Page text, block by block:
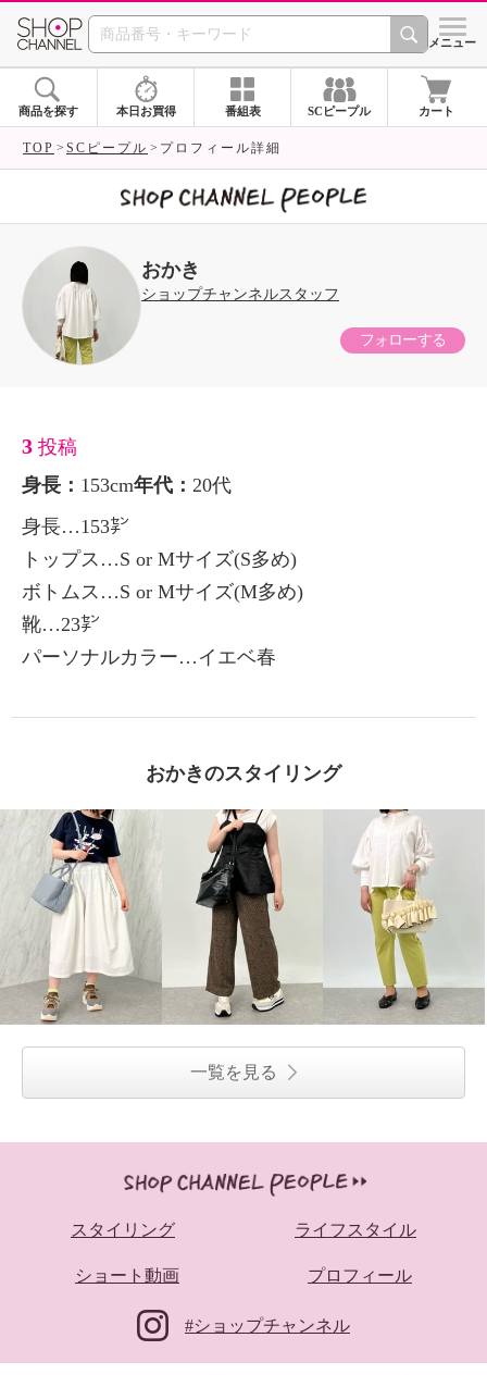
SHOP CHANNEL シメニュー
商品を探す 本日お買得 番組表 SCピープル カート
TOP SCピープル プロフィール詳細
おかき
ショップチャンネルスタッフ
フォローする
3 投稿
身長： 153cm年代： 20代
身長…153㌢
トップス…S or Mサイズ(S多め)
ボトムス…S or Mサイズ(M多め)
靴…23㌢
パーソナルカラー…イエベ春
おかきのスタイリング
一覧を見る
スタイリング ライフスタイル
ショート動画 プロフィール
#ショップチャンネル